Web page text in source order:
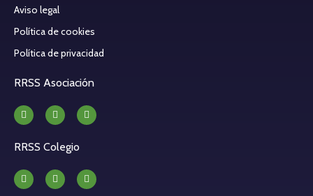
Aviso legal
Política de cookies
Política de privacidad
RRSS Asociación
RRSS Colegio